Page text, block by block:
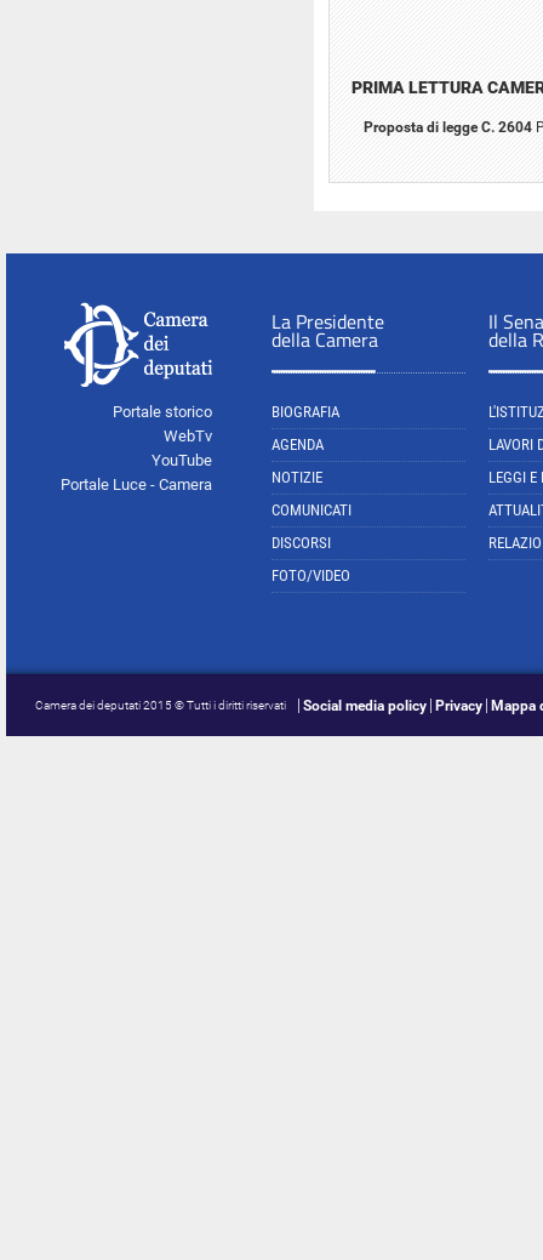
PRIMA LETTURA
Proposta di legge C. 2604
Portale storico
WebTv
YouTube
Portale Luce - Camera
La Presidente
della Camera
BIOGRAFIA
AGENDA
NOTIZIE
COMUNICATI
DISCORSI
FOTO/VIDEO
Il
della
LAVORI
LEGGI E
Camera dei deputati 2015 © Tutti i diritti riservati Social media policy Privacy Mappa